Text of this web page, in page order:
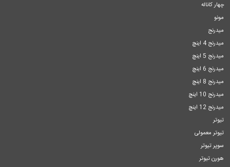
چهار کاناله
مونو
میدرنج
میدرنج 4 اینچ
میدرنج 5 اینچ
میدرنج 6 اینچ
میدرنج 8 اینچ
میدرنج 10 اینچ
میدرنج 12 اینچ
تیوتر
تیوتر معمولی
سوپر تیوتر
هورن تیوتر